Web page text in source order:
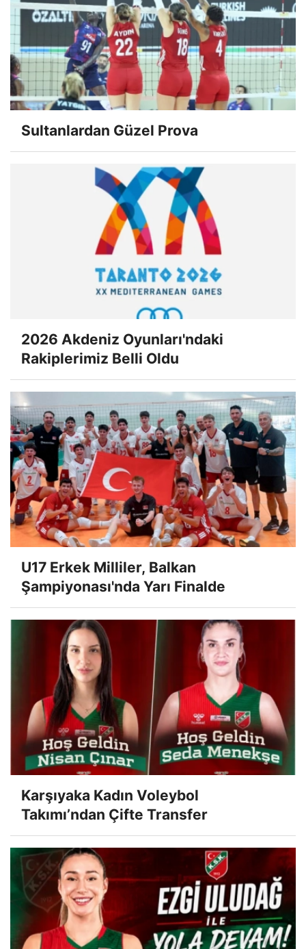
Sultanlardan Güzel Prova
2026 Akdeniz Oyunları'ndaki
Rakiplerimiz Belli Oldu
U17 Erkek Milliler, Balkan
Şampiyonası'nda Yarı Finalde
Karşıyaka Kadın Voleybol
Takımı’ndan Çifte Transfer